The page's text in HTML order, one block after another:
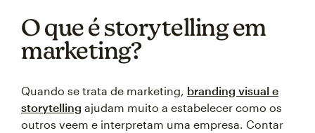
O que é storytelling em
marketing?
Quando se trata de marketing, branding visual e
storytelling ajudam muito a estabelecer como os
outros veem e interpretam uma empresa. Contar